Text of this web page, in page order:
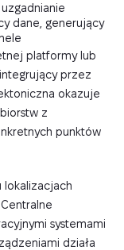
dane, generujący
platformy lub
przez
okazuje
z
punktów
lokalizacjach
systemami
działa